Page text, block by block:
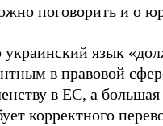
поговорить и о
язык
в правовой
в ЕС, а большая
корректного